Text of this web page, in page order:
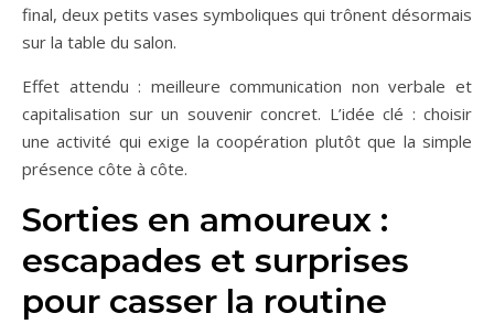
final, deux petits vases symboliques qui trônent désormais
sur la table du salon.
Effet attendu : meilleure communication non verbale et
capitalisation sur un souvenir concret. L’idée clé : choisir
une activité qui exige la coopération plutôt que la simple
présence côte à côte.
Sorties en amoureux :
escapades et surprises
pour casser la routine